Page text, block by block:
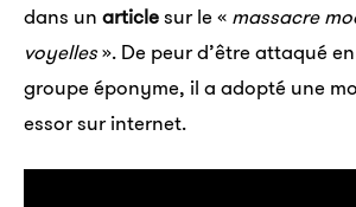
dans un articlesur le « massacre
voyelles». De peur d’être attaqué
groupe éponyme, il a adopté une
essor sur internet.